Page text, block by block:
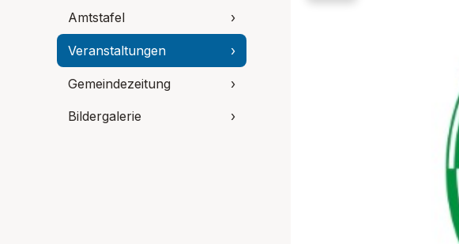
Amtstafel ›
Veranstaltungen ›
Gemeindezeitung ›
Bildergalerie ›